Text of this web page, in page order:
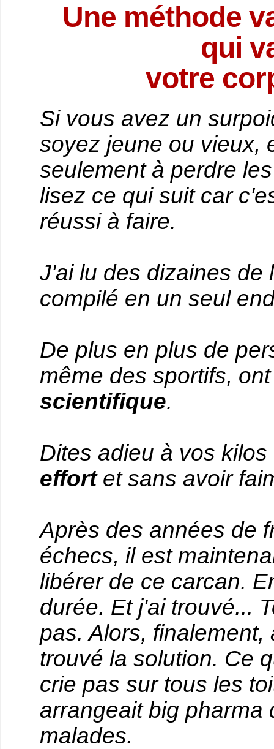
Une méthode
qui
votre
Si vous avez un
soyez jeune ou vieux,
seulement à perdre
lisez ce qui suit car
réussi à faire.
J'ai lu des dizaines de
compilé en un seul
De plus en plus de
même des sportifs,
scientifique.
Dites adieu à vos
effortet sans avoir
Après des années de
échecs, il est
libérer de ce carcan.
durée. Et j'ai trouvé...
pas. Alors,
trouvé la solution. Ce
crie pas sur tous les
arrangeait big pharma
malades.